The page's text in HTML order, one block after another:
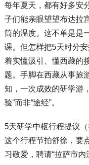
每年夏天，都有好多安
子们能亲眼望望布达拉
筒的温度。这不单是是
课。但怎样把5天时分
着实懂汲引、懂西藏的
题。手脚在西藏从事旅
知，一次成效的研学游
验”而非“途经”。
5天研学中枢行程提议（
这个行程节拍舒徐，要
习敬爱，聘请“拉萨市内